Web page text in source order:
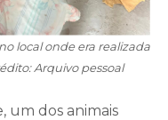
local onde era realizada
Arquivo pessoal
um dos animais